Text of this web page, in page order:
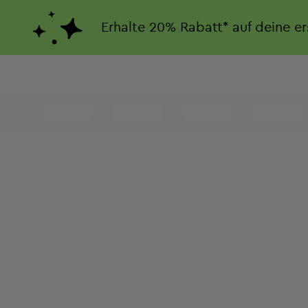
Erhalte 20% Rabatt* auf deine